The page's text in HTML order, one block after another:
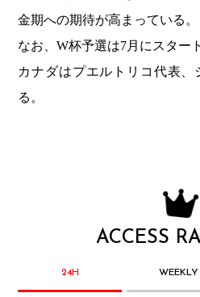
金期への期待が高まっている。
なお、W杯予選は7月にスター
カナダはプエルトリコ代表
る。
ACCESS
24H WEEKLY